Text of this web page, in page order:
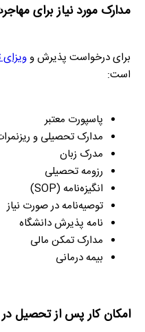
مدارک مورد نیاز برای
برای درخواست پذیرش و
است:
پاسپورت معتبر
مدارک تحصیلی و
مدرک زبان
رزومه تحصیلی
انگیزه‌نامه (SOP)
توصیه‌نامه در صورت نیاز
نامه پذیرش دانشگاه
مدارک تمکن مالی
بیمه درمانی
امکان کار پس از تحصیل در